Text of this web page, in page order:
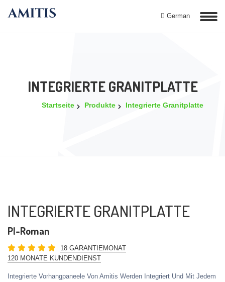
German
INTEGRIERTE GRANITPLATTE
Startseite Produkte Integrierte Granitplatte
INTEGRIERTE GRANITPLATTE
PI-Roman
18 GARANTIEMONAT
120 MONATE KUNDENDIENST
Integrierte Vorhangpaneele Von Amitis Werden Integriert Und Mit Jedem